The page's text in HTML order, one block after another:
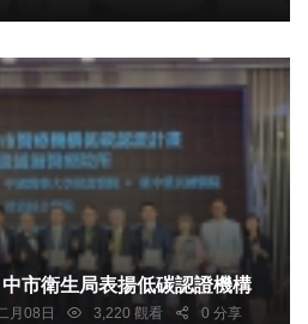
打造永續醫療新典範 中市衛生局表揚低碳認證機構
月08日 3,220 觀看 0 分享